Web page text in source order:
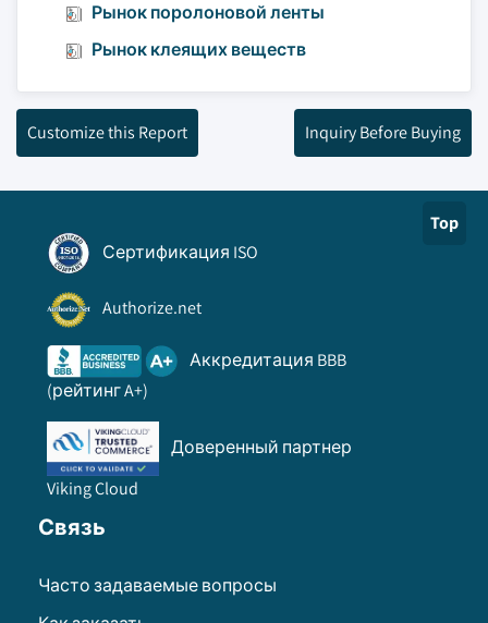
Рынок поролоновой ленты
Рынок клеящих веществ
Customize this Report Inquiry Before Buying
Top
Сертификация ISO
Authorize.net
Аккредитация BBB
(рейтинг A+)
Доверенный партнер
Viking Cloud
Связь
Часто задаваемые вопросы